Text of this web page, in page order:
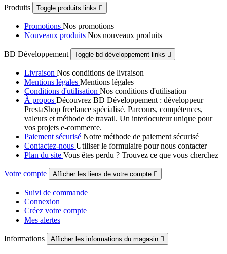
Produits Toggle produits links 
Promotions Nos promotions
Nouveaux produits Nos nouveaux produits
BD Développement Toggle bd développement links 
Livraison Nos conditions de livraison
Mentions légales Mentions légales
Conditions d'utilisation Nos conditions d'utilisation
À propos Découvrez BD Développement : développeur
PrestaShop freelance spécialisé. Parcours, compétences,
valeurs et méthode de travail. Un interlocuteur unique pour
vos projets e-commerce.
Paiement sécurisé Notre méthode de paiement sécurisé
Contactez-nous Utiliser le formulaire pour nous contacter
Plan du site Vous êtes perdu ? Trouvez ce que vous cherchez
Votre compte Afficher les liens de votre compte 
Suivi de commande
Connexion
Créez votre compte
Mes alertes
Informations Afficher les informations du magasin 